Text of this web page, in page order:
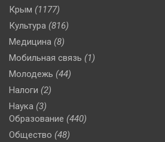
Крым (1177)
Культура (816)
Медицина (8)
Мобильная связь (1)
Молодежь (44)
Налоги (2)
Наука (3)
Образование (440)
Общество (48)